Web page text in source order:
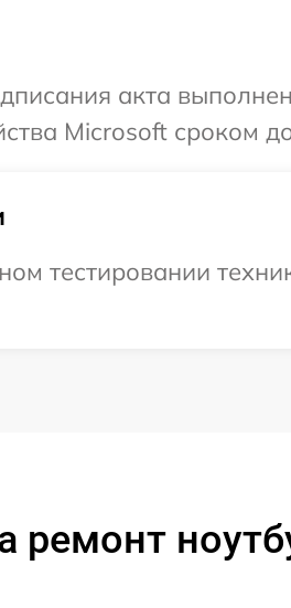
акта
Microsoft сроком
тестировании
ремонт